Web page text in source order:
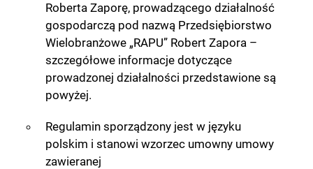
Roberta Zaporę, prowadzącego działalność
gospodarczą pod nazwą Przedsiębiorstwo
Wielobranżowe „RAPU” Robert Zapora –
szczegółowe informacje dotyczące
prowadzonej działalności przedstawione są
powyżej.
Regulamin sporządzony jest w języku
polskim i stanowi wzorzec umowny umowy
zawieranej